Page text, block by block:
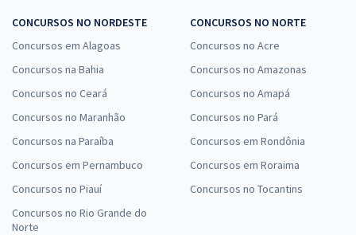
CONCURSOS NO NORDESTE
Concursos em Alagoas
Concursos na Bahia
Concursos no Ceará
Concursos no Maranhão
Concursos na Paraíba
Concursos em Pernambuco
Concursos no Piauí
Concursos no Rio Grande do
Norte
CONCURSOS NO NORTE
Concursos no Acre
Concursos no Amazonas
Concursos no Amapá
Concursos no Pará
Concursos em Rondônia
Concursos em Roraima
Concursos no Tocantins